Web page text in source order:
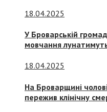
18.04.2025
У Броварській
мовчання
18.04.2025
На Броварщині
пережив клінічну